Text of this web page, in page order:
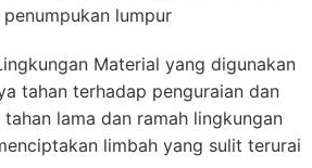
lumpur
Material yang digunakan
tahan terhadap penguraian dan
lama dan ramah lingkungan
limbah yang sulit terurai